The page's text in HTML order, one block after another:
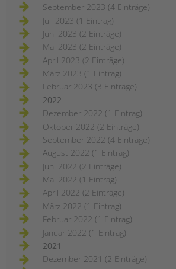
September 2023 (4 Einträge)
Juli 2023 (1 Eintrag)
Juni 2023 (2 Einträge)
Mai 2023 (2 Einträge)
April 2023 (2 Einträge)
März 2023 (1 Eintrag)
Februar 2023 (3 Einträge)
2022
Dezember 2022 (1 Eintrag)
Oktober 2022 (2 Einträge)
September 2022 (4 Einträge)
August 2022 (1 Eintrag)
Juni 2022 (2 Einträge)
Mai 2022 (1 Eintrag)
April 2022 (2 Einträge)
März 2022 (1 Eintrag)
Februar 2022 (1 Eintrag)
Januar 2022 (1 Eintrag)
2021
Dezember 2021 (2 Einträge)